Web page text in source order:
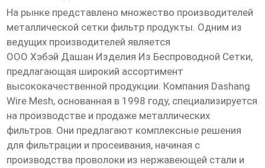
На рынке представлено множество производителей
металлической сетки фильтр продукты. Одним из
ведущих производителей является
ООО Хэбэй Дашан Изделия Из Беспроводной Сетки,
предлагающая широкий ассортимент
высококачественной продукции. Компания Dashang
Wire Mesh, основанная в 1998 году, специализируется
на производстве и продаже металлических
фильтров. Они предлагают комплексные решения
для фильтрации и просеивания, начиная с
производства проволоки из нержавеющей стали и